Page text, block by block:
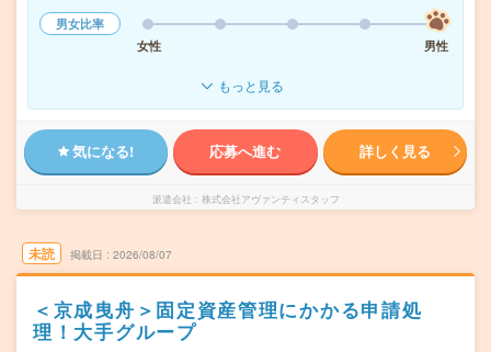
男女比率
女性
男性
もっと見る
気になる! 応募へ進む 詳しく見る
派遣会社 株式会社アヴァンティスタッフ
未読 掲載日 2026/08/07
＜京成曳舟＞固定資産管理にかかる申請処
理！大手グループ